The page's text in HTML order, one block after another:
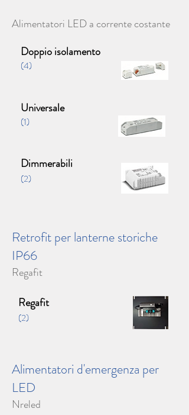
Alimentatori LED a corrente costante
Doppio isolamento
(4)
Universale
(1)
Dimmerabili
(2)
Retrofit per lanterne storiche
IP66
Regafit
Regafit
(2)
Alimentatori d'emergenza per
LED
Nreled